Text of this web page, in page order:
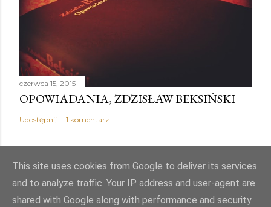
czerwca 15, 2015
OPOWIADANIA, ZDZISŁAW BEKSIŃSKI
Udostępnij 1 komentarz
Obsługiwane przez usługę Blogger
This site uses cookies from Google to deliver its services
and to analyze traffic. Your IP address and user-agent are
shared with Google along with performance and security